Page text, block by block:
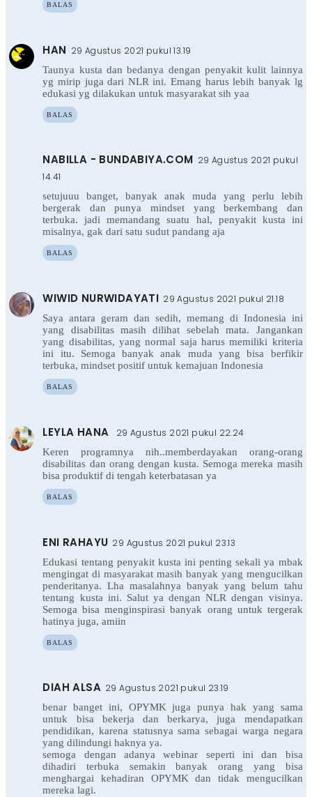
BALAS
HAN 29 Agustus 2021 pukul 13.19
Taunya kusta dan bedanya dengan penyakit kulit lainnya
yg mirip juga dari NLR ini. Emang harus lebih banyak lg
edukasi yg dilakukan untuk masyarakat sih yaa
BALAS
NABILLA - BUNDABIYA.COM 29 Agustus 2021 pukul
14.41
setujuuu banget, banyak anak muda yang perlu lebih
bergerak dan punya mindset yang berkembang dan
terbuka. jadi memandang suatu hal, penyakit kusta ini
misalnya, gak dari satu sudut pandang aja
BALAS
WIWID NURWIDAYATI 29 Agustus 2021 pukul 21.18
Saya antara geram dan sedih, memang di Indonesia ini
yang disabilitas masih dilihat sebelah mata. Jangankan
yang disabilitas, yang normal saja harus memiliki kriteria
ini itu. Semoga banyak anak muda yang bisa berfikir
terbuka, mindset positif untuk kemajuan Indonesia
BALAS
LEYLA HANA 29 Agustus 2021 pukul 22.24
Keren programnya nih..memberdayakan orang-orang
disabilitas dan orang dengan kusta. Semoga mereka masih
bisa produktif di tengah keterbatasan ya
BALAS
ENI RAHAYU 29 Agustus 2021 pukul 23.13
Edukasi tentang penyakit kusta ini penting sekali ya mbak
mengingat di masyarakat masih banyak yang mengucilkan
penderitanya. Lha masalahnya banyak yang belum tahu
tentang kusta ini. Salut ya dengan NLR dengan visinya.
Semoga bisa menginspirasi banyak orang untuk tergerak
hatinya juga, amiin
BALAS
DIAH ALSA 29 Agustus 2021 pukul 23.19
benar banget ini, OPYMK juga punya hak yang sama
untuk bisa bekerja dan berkarya, juga mendapatkan
pendidikan, karena statusnya sama sebagai warga negara
yang dilindungi haknya ya.
semoga dengan adanya webinar seperti ini dan bisa
dihadiri terbuka semakin banyak orang yang bisa
menghargai kehadiran OPYMK dan tidak mengucilkan
mereka lagi.